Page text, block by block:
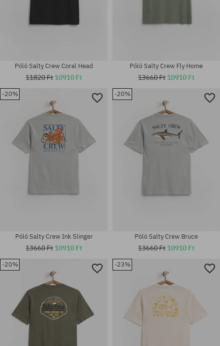
Elérhető méretek:
Elérhető méretek:
M; L; XL
Elérhető méretek:
Póló Salty Crew Coral Head
11820 Ft 10910 Ft
Elérhető méretek:
M; L; XL
Póló Salty Crew Fly Home
13660 Ft 10910 Ft
-20%
Póló Salty Crew Ink Slinger
13660 Ft 10910 Ft
-20%
Póló Salty Crew Bruce
13660 Ft 10910 Ft
-20% -23%